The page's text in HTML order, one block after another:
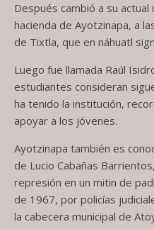
Después cambió a su actual
hacienda de Ayotzinapa, a
de Tixtla, que en náhuatl
Luego fue llamada Raúl
estudiantes consideran
ha tenido la institución,
apoyar a los jóvenes.
Ayotzinapa también es
de Lucio Cabañas
represión en un mitin de
de 1967, por policías
la cabecera municipal de